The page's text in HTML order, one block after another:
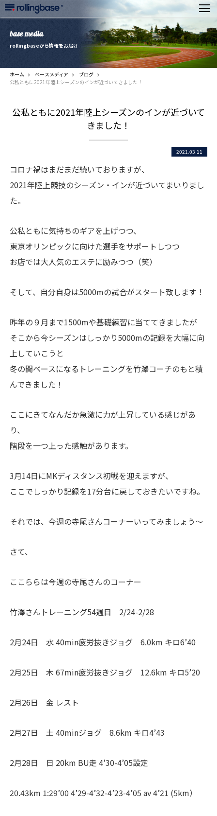
base media
rollingbaseから情報をお届け
ホーム ベースメディア
ブログ
公私ともに2021年陸上シーズンのインが近づいてきました！
公私ともに2021年陸上シーズンのインが近づいて
きました！
2021.03.11
コロナ禍はまだまだ続いておりますが、
2021年陸上競技のシーズン・インが近づいてまいりまし
た。
公私ともに気持ちのギアを上げつつ、
東京オリンピックに向けた選手をサポートしつつ
お店では大人気のエステに励みつつ（笑）
そして、自分自身は5000mの試合がスタート致します！
昨年の９月まで1500mや基礎練習に当ててきましたが
そこから今シーズンはしっかり5000mの記録を大幅に向
上していこうと
冬の間ベースになるトレーニングを竹澤コーチのもと積
んできました！
ここにきてなんだか急激に力が上昇している感じがあ
り、
階段を一つ上った感触があります。
3月14日にMKディスタンス初戦を迎えますが、
ここでしっかり記録を17分台に戻しておきたいですね。
それでは、今週の寺尾さんコーナーいってみましょう〜
さて、
ここららは今週の寺尾さんのコーナー
竹澤さんトレーニング54週目 2/24-2/28
2月24日 水 40min疲労抜きジョグ 6.0km キロ6’40
2月25日 木 67min疲労抜きジョグ 12.6km キロ5’20
2月26日 金 レスト
2月27日 土 40minジョグ 8.6km キロ4’43
2月28日 日 20km BU走 4’30-4’05設定
20.43km 1:29’00 4’29-4’32-4’23-4’05 av 4’21 (5km）